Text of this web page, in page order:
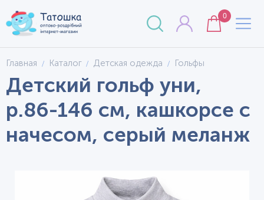
0
Главная Каталог Детская одежда Гольфы
Детский гольф уни,
р.86-146 см, кашкорсе с
начесом, серый меланж